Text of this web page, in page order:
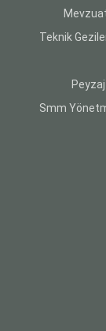
Teknik
Smm